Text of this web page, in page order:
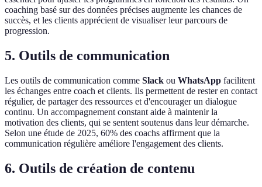
coaching basé sur des données précises augmente les chances de
succès, et les clients apprécient de visualiser leur parcours de
progression.
5. Outils de communication
Les outils de communication comme Slack ou WhatsApp facilitent
les échanges entre coach et clients. Ils permettent de rester en contact
régulier, de partager des ressources et d'encourager un dialogue
continu. Un accompagnement constant aide à maintenir la
motivation des clients, qui se sentent soutenus dans leur démarche.
Selon une étude de 2025, 60% des coachs affirment que la
communication régulière améliore l'engagement des clients.
6. Outils de création de contenu